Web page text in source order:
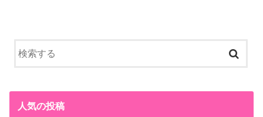
人気の投稿